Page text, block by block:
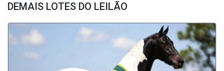
DEMAIS LOTES DO LEILÃO